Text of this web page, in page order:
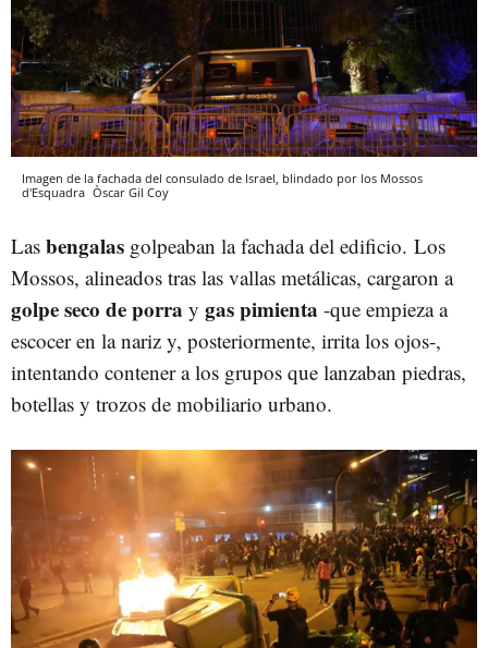
Imagen de la fachada del consulado de Israel, blindado por los Mossos
d'Esquadra Òscar Gil Coy
Las bengalas golpeaban la fachada del edificio. Los
Mossos, alineados tras las vallas metálicas, cargaron a
golpe seco de porra y gas pimienta -que empieza a
escocer en la nariz y, posteriormente, irrita los ojos-,
intentando contener a los grupos que lanzaban piedras,
botellas y trozos de mobiliario urbano.